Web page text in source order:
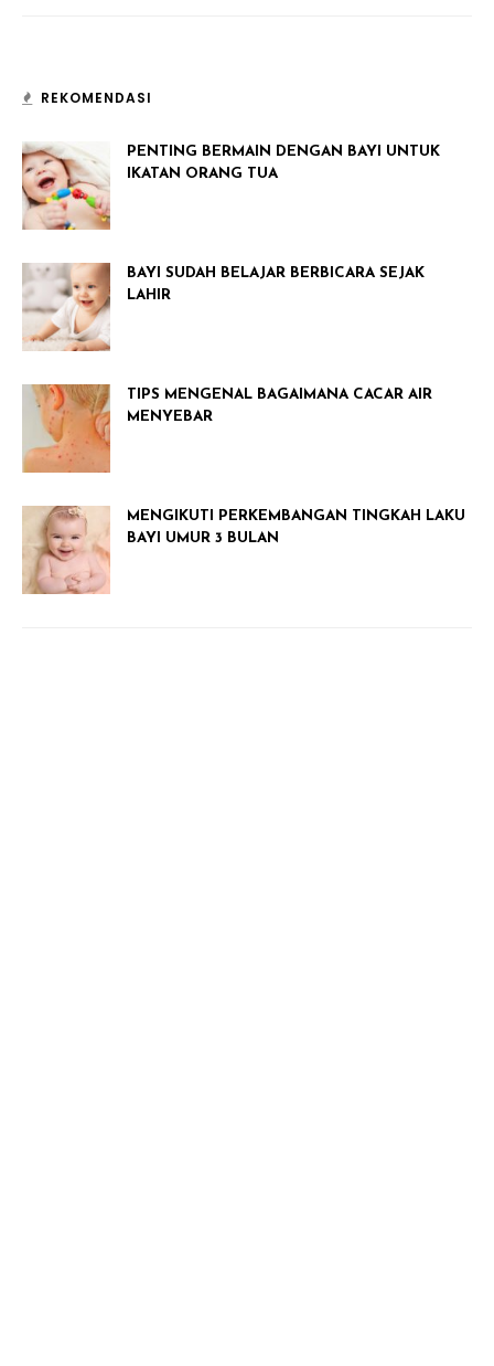
REKOMENDASI
PENTING BERMAIN DENGAN BAYI UNTUK
IKATAN ORANG TUA
BAYI SUDAH BELAJAR BERBICARA SEJAK
LAHIR
TIPS MENGENAL BAGAIMANA CACAR AIR
MENYEBAR
MENGIKUTI PERKEMBANGAN TINGKAH LAKU
BAYI UMUR 3 BULAN